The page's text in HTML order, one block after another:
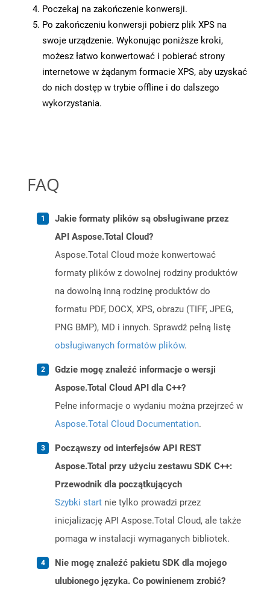
Poczekaj na zakończenie konwersji.
Po zakończeniu konwersji pobierz plik XPS na
swoje urządzenie. Wykonując poniższe kroki,
możesz łatwo konwertować i pobierać strony
internetowe w żądanym formacie XPS, aby uzyskać
do nich dostęp w trybie offline i do dalszego
wykorzystania.
FAQ
Jakie formaty plików są obsługiwane przez
API Aspose.Total Cloud?
Aspose.Total Cloud może konwertować
formaty plików z dowolnej rodziny produktów
na dowolną inną rodzinę produktów do
formatu PDF, DOCX, XPS, obrazu (TIFF, JPEG,
PNG BMP), MD i innych. Sprawdź pełną listę
obsługiwanych formatów plików.
Gdzie mogę znaleźć informacje o wersji
Aspose.Total Cloud API dla C++?
Pełne informacje o wydaniu można przejrzeć w
Aspose.Total Cloud Documentation.
Począwszy od interfejsów API REST
Aspose.Total przy użyciu zestawu SDK C++:
Przewodnik dla początkujących
Szybki start nie tylko prowadzi przez
inicjalizację API Aspose.Total Cloud, ale także
pomaga w instalacji wymaganych bibliotek.
Nie mogę znaleźć pakietu SDK dla mojego
ulubionego języka. Co powinienem zrobić?